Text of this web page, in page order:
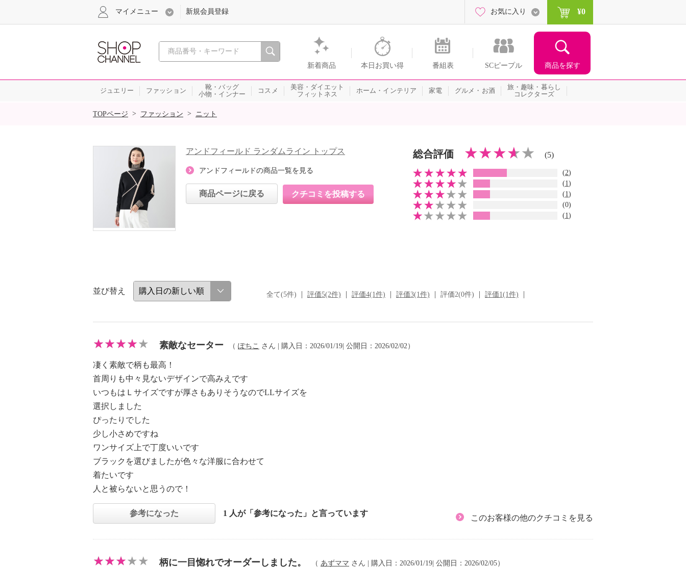
心おどる、瞬間を。通販・テレビショッピングのショップチャンネル
新着商品 本日お買い得 番組表 SCピープル 商品を探す
マイメニュー 新規会員登録 お気に入り ¥0
ジュエリー ファッション
靴・バッグ
小物・インナー
コスメ
美容・ダイエット
フィットネス
ホーム・インテリア 家電 グルメ・お酒
旅・趣味・暮らし
コレクターズ
SALE
TOPページ > ファッション > ニット
アンドフィールド ランダムライン トップス
アンドフィールドの商品一覧を見る
商品ページに戻る クチコミを投稿する
総合評価 (5)
(2)
(1 )
(1 )
(0)
(1 )
並び替え 全て(5件) 評価5(2件) 評価4(1件) 評価3(1件) 評価2(0件) 評価1(1件)
素敵なセーター （ ぽちこ さん | 購入日：2026/01/19| 公開日：2026/02/02）
凄く素敵で柄も最高！
首周りも中々見ないデザインで高みえです
いつもはＬサイズですが厚さもありそうなのでLLサイズを
選択しました
ぴったりでした
少し小さめですね
ワンサイズ上で丁度いいです
ブラックを選びましたが色々な洋服に合わせて
着たいです
人と被らないと思うので！
参考になった 1 人が「参考になった」と言っています
このお客様の他のクチコミを見る
柄に一目惚れでオーダーしました。 （ あずママ さん | 購入日：2026/01/19| 公開日：2026/02/05）